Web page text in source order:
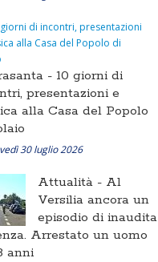
- 10 giorni di
presentazioni e
alla Casa del Popolo
30 luglio 2026
Attualità - Al
Versilia ancora un
episodio di inaudita
Arrestato un uomo
anni